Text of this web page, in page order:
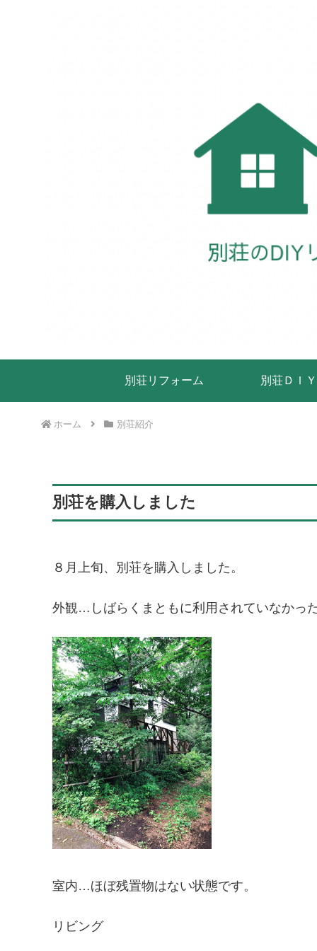
別荘リフォーム 別荘ＤＩＹ
ホーム 別荘紹介
別荘を購入しました
８月上旬、別荘を購入しました。
外観…しばらくまともに利用されていなかっ
室内…ほぼ残置物はない状態です。
リビング